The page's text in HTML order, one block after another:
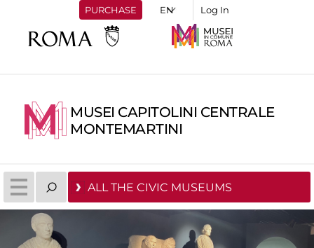
PURCHASE Log In
MUSEI CAPITOLINI CENTRALE
MONTEMARTINI
ALL THE CIVIC MUSEUMS